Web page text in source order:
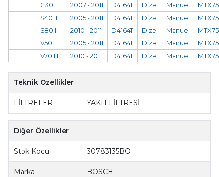
C30
2007 - 2011 D4164T Dizel Manuel
MTX75
S40 II
2005 - 2011 D4164T Dizel Manuel
MTX75
S80 II
2010 - 2011 D4164T Dizel Manuel
MTX75
V50
2005 - 2011 D4164T Dizel Manuel
MTX75
V70 III
2010 - 2011 D4164T Dizel Manuel MTX75
Teknik Özellikler
FİLTRELER YAKIT FİLTRESİ
Diğer Özellikler
Stok Kodu 30783135BO
Marka BOSCH